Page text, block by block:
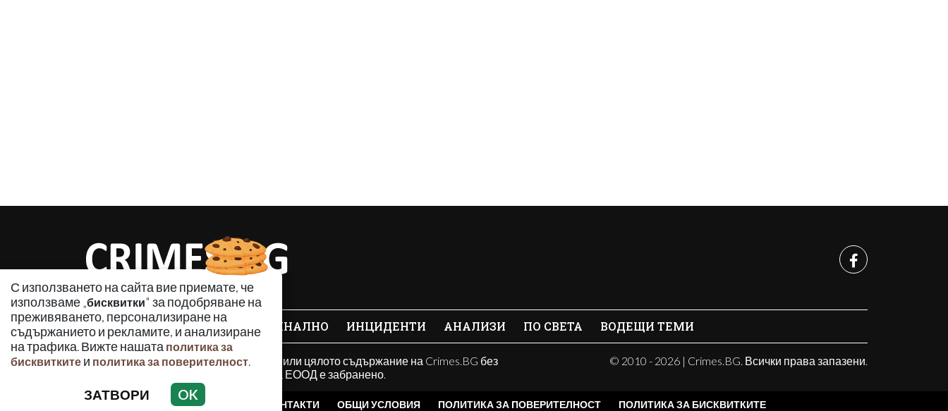
С използването на сайта вие приемате, че
използваме „бисквитки" за подобряване на
преживяването, персонализиране на
съдържанието и рекламите, и анализиране
на трафика. Вижте нашата политика за
бисквитките и политика за поверителност.
ЗАТВОРИ OK
КРИМИНАЛНО ИНЦИДЕНТИ АНАЛИЗИ ПО СВЕТА ВОДЕЩИ ТЕМИ
Използването и публикуването на част или цялото съдържание на Crimes.BG без
разрешение на Медийна група Асмара ЕООД е забранено.
© 2010 - 2026 | Crimes.BG. Всички права запазени.
РЕКЛАМА КОНТАКТИ ОБЩИ УСЛОВИЯ ПОЛИТИКА ЗА ПОВЕРИТЕЛНОСТ ПОЛИТИКА ЗА БИСКВИТКИТЕ